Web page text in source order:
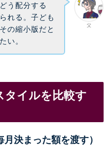
父
う配分する
れる。子ども
の縮小版だと
い。
タイルを比較す
決まった額を渡す）